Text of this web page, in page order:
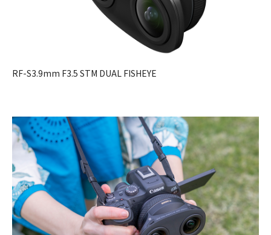
RF-S3.9mm F3.5 STM DUAL FISHEYE